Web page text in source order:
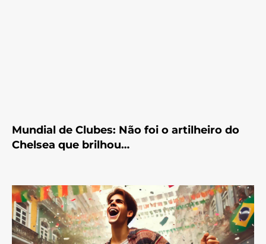
Mundial de Clubes: Não foi o artilheiro do
Chelsea que brilhou…